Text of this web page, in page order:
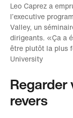
Leo Caprez a
l’executive
Valley, un
dirigeants. «Ça a
être plutôt la plus
University
Regarder
revers